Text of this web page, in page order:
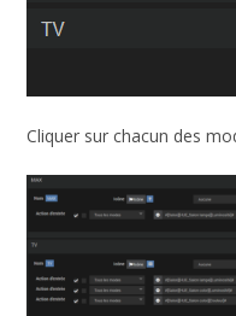
Cliquer sur chacun des